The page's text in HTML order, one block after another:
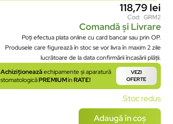
118,79 lei
Cod: GRM2
Comandă și Livrare
Poți efectua plata online cu card bancar sau prin OP.
Produsele care figurează în stoc se vor livra în maxim 2 zile
lucrătoare de la data confirmării încasării plății.
Achiziționeazăechipamente și aparatură
stomatologicăPREMIUMînRATE!
VEZI
OFERTE
Stoc redus
Adaugă în coș